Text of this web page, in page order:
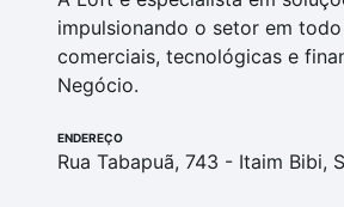
impulsionando o setor em
comerciais, tecnológicas e
Negócio.
ENDEREÇO
Rua Tabapuã, 743 - Itaim Bibi,